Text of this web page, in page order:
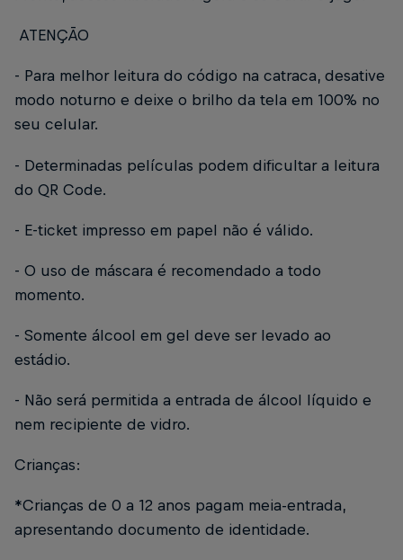
ATENÇÃO
- Para melhor leitura do código na catraca, desative
modo noturno e deixe o brilho da tela em 100% no
seu celular.
- Determinadas películas podem dificultar a leitura
do QR Code.
- E-ticket impresso em papel não é válido.
- O uso de máscara é recomendado a todo
momento.
- Somente álcool em gel deve ser levado ao
estádio.
- Não será permitida a entrada de álcool líquido e
nem recipiente de vidro.
Crianças:
*Crianças de 0 a 12 anos pagam meia-entrada,
apresentando documento de identidade.